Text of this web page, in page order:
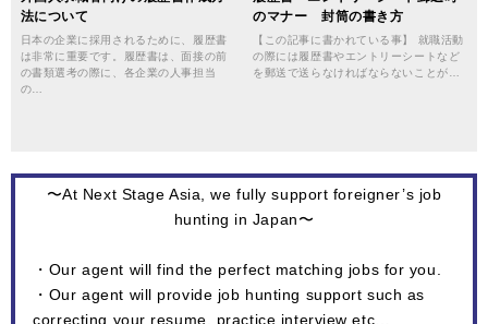
法について
日本の企業に採用されるために、履歴書
は非常に重要です。履歴書は、面接の前
の書類選考の際に、各企業の人事担当
の…
のマナー 封筒の書き方
【この記事に書かれている事】 就職活動
の際には履歴書やエントリーシートなど
を郵送で送らなければならないことが…
〜At Next Stage Asia, we fully support foreigner’s job
hunting in Japan〜
・Our agent will find the perfect matching jobs for you.
・Our agent will provide job hunting support such as
correcting your resume, practice interview etc…